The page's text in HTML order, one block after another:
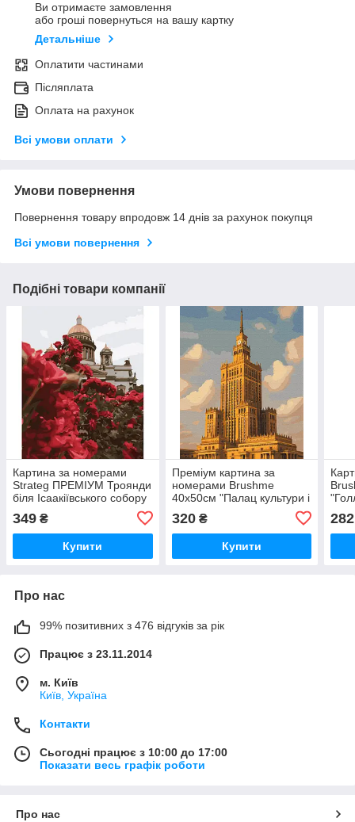
Ви отримаєте замовлення
або гроші повернуться на вашу картку
Детальніше
Оплатити частинами
Післяплата
Оплата на рахунок
Всі умови оплати
Умови повернення
Повернення товару впродовж 14 днів за рахунок покупця
Всі умови повернення
Подібні товари компанії
Картина за номерами
Strateg ПРЕМІУМ Троянди
біля Ісаакіївського собору
з лаком розміром 40х50
см (GS1241)
349 ₴
Купити
Преміум картина за
номерами Brushme
40x50см "Палац культури і
PBS54534
320₴
Купити
282
Про нас
99% позитивних з 476 відгуків за рік
Працює з 23.11.2014
м. Київ
Київ, Україна
Контакти
Сьогодні працює з 10:00 до 17:00
Показати весь графік роботи
Про нас